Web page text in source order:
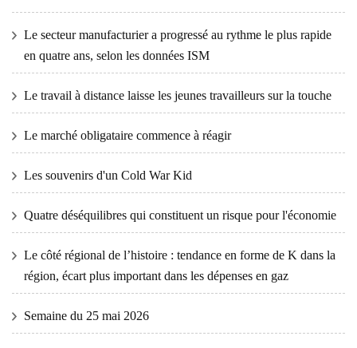
Le secteur manufacturier a progressé au rythme le plus rapide
en quatre ans, selon les données ISM
Le travail à distance laisse les jeunes travailleurs sur la touche
Le marché obligataire commence à réagir
Les souvenirs d'un Cold War Kid
Quatre déséquilibres qui constituent un risque pour l'économie
Le côté régional de l’histoire : tendance en forme de K dans la
région, écart plus important dans les dépenses en gaz
Semaine du 25 mai 2026